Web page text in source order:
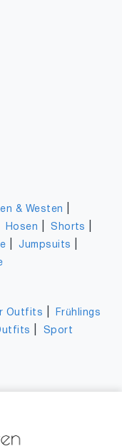
& Westen
Hosen |Shorts
|Jumpsuits
Outfits
Frühlings
Sport